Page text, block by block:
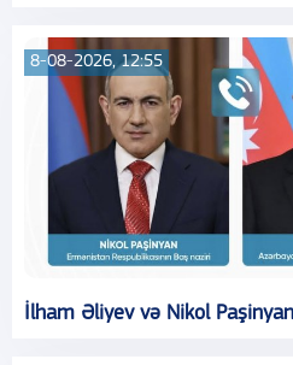
8-08-2026, 12:55
İlham Əliyev və Nikol